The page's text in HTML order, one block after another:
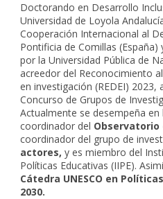
Doctorando en Desarrollo
Universidad de Loyola
Cooperación Internacional al
Pontificia de Comillas
por la Universidad Pública de
acreedor del Reconocimiento
en investigación (REDEI)
Concurso de Grupos de
Actualmente se desempeña en
coordinador del Observatorio
coordinador del grupo de
actores, y es miembro del
Políticas Educativas (IIPE).
Cátedra UNESCO en
2030.